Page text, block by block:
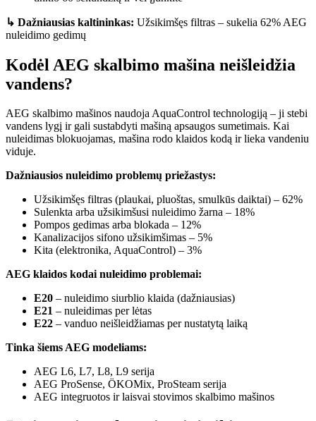
↳ Dažniausias kaltininkas: Užsikimšęs filtras – sukelia 62% AEG
nuleidimo gedimų
Kodėl AEG skalbimo mašina neišleidžia
vandens?
AEG skalbimo mašinos naudoja AquaControl technologiją – ji stebi
vandens lygį ir gali sustabdyti mašiną apsaugos sumetimais. Kai
nuleidimas blokuojamas, mašina rodo klaidos kodą ir lieka vandeniu
viduje.
Dažniausios nuleidimo problemų priežastys:
Užsikimšęs filtras (plaukai, pluoštas, smulkūs daiktai) – 62%
Sulenkta arba užsikimšusi nuleidimo žarna – 18%
Pompos gedimas arba blokada – 12%
Kanalizacijos sifono užsikimšimas – 5%
Kita (elektronika, AquaControl) – 3%
AEG klaidos kodai nuleidimo problemai:
E20 – nuleidimo siurblio klaida (dažniausias)
E21 – nuleidimas per lėtas
E22 – vanduo neišleidžiamas per nustatytą laiką
Tinka šiems AEG modeliams:
AEG L6, L7, L8, L9 serija
AEG ProSense, ÖKOMix, ProSteam serija
AEG integruotos ir laisvai stovimos skalbimo mašinos